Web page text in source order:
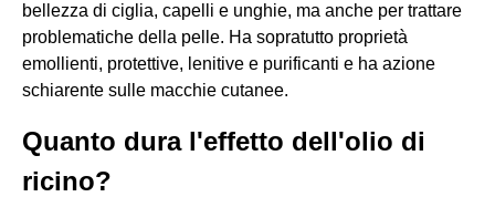
bellezza di ciglia, capelli e unghie, ma anche per trattare
problematiche della pelle. Ha sopratutto proprietà
emollienti, protettive, lenitive e purificanti e ha azione
schiarente sulle macchie cutanee.
Quanto dura l'effetto dell'olio di
ricino?